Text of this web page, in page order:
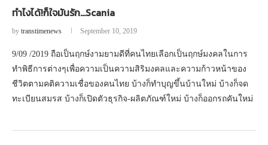
ทำไงได้!ก็ใจมันรัก…Scania
by transtimenews September 10, 2019
9/09 /2019 ถือเป็นฤกษ์งามยามดีที่คนไทยเลือกเป็นฤกษ์มงคลในการ
ทำพิธีการต่างๆเพื่อความเป็นความสิริมงคลและความก้าวหน้าของ
ชีวิตตามคติความเชื่อของคนไทย บ้างก็ทำบุญขึ้นบ้านใหม่ บ้างก็จด
ทะเบียนสมรส บ้างก็เปิดตัวธุรกิจ-ผลิตภัณฑ์ใหม่ บ้างก็ออกรถคันใหม่